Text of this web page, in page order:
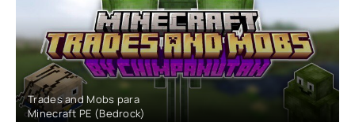
Trades and Mobs para
Minecraft PE (Bedrock)